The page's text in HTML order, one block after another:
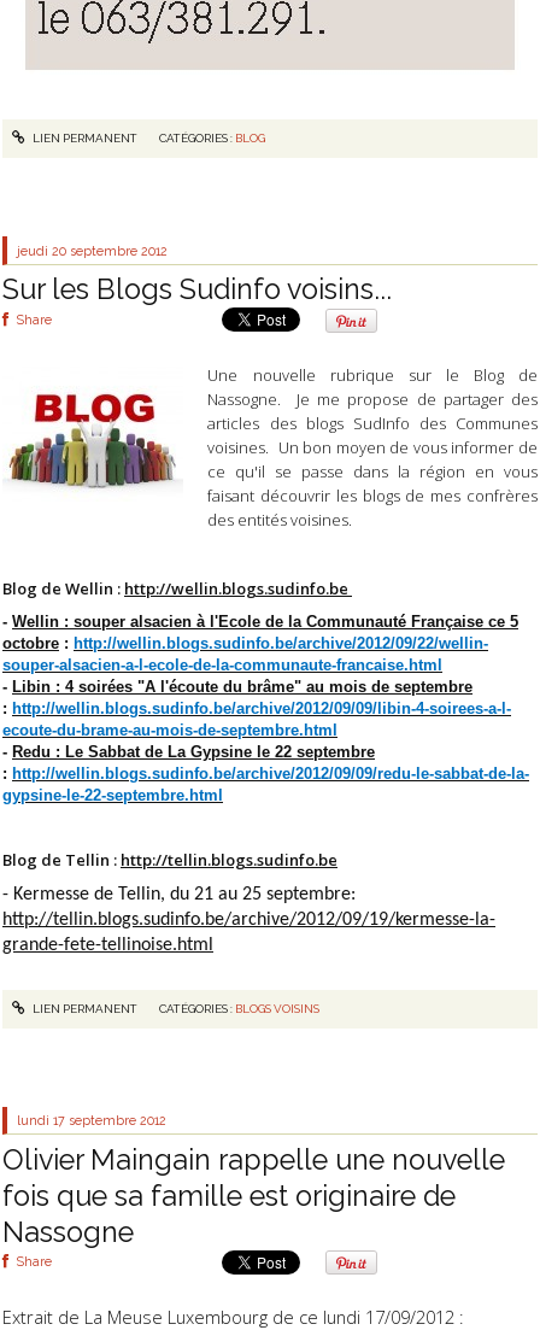
LIEN PERMANENT CATÉGORIES : BLOG
jeudi 20 septembre 2012
Sur les Blogs Sudinfo voisins...
Share
Une nouvelle rubrique sur le Blog de
Nassogne. Je me propose de partager des
articles des blogs SudInfo des Communes
voisines. Un bon moyen de vous informer de
ce qu'il se passe dans la région en vous
faisant découvrir les blogs de mes confrères
des entités voisines.
Blog de Wellin : http://wellin.blogs.sudinfo.be
- Wellin : souper alsacien à l'Ecole de la Communauté Française ce 5
octobre : http://wellin.blogs.sudinfo.be/archive/2012/09/22/wellin-
souper-alsacien-a-l-ecole-de-la-communaute-francaise.html
- Libin : 4 soirées "A l'écoute du brâme" au mois de septembre
: http://wellin.blogs.sudinfo.be/archive/2012/09/09/libin-4-soirees-a-l-
ecoute-du-brame-au-mois-de-septembre.html
- Redu : Le Sabbat de La Gypsine le 22 septembre
: http://wellin.blogs.sudinfo.be/archive/2012/09/09/redu-le-sabbat-de-la-
gypsine-le-22-septembre.html
Blog de Tellin : http://tellin.blogs.sudinfo.be
- Kermesse de Tellin, du 21 au 25 septembre:
http://tellin.blogs.sudinfo.be/archive/2012/09/19/kermesse-la-
grande-fete-tellinoise.html
LIEN PERMANENT CATÉGORIES : BLOGS VOISINS
lundi 17 septembre 2012
Olivier Maingain rappelle une nouvelle
fois que sa famille est originaire de
Nassogne
Share
Extrait de La Meuse Luxembourg de ce lundi 17/09/2012 :